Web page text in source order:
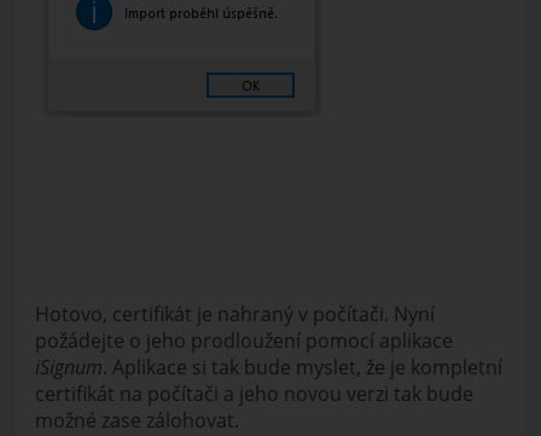
Hotovo, certifikát je nahraný v počítači. Nyní
požádejte o jeho prodloužení pomocí aplikace
iSignum. Aplikace si tak bude myslet, že je kompletní
certifikát na počítači a jeho novou verzi tak bude
možné zase zálohovat.